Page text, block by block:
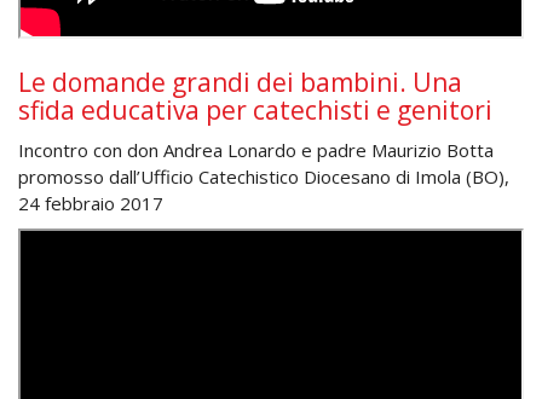
Le domande grandi dei bambini. Una
sfida educativa per catechisti e genitori
Incontro con don Andrea Lonardo e padre Maurizio Botta
promosso dall’Ufficio Catechistico Diocesano di Imola (BO),
24 febbraio 2017